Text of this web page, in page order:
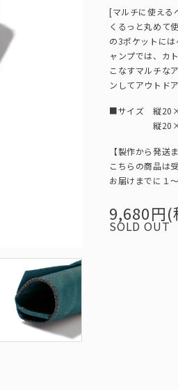
[マルチに使える
くるっと丸めて
の3ポケットに
ャンプでは、カ
こなすマルチな
ンしてアウトド
■サイズ 縦20×
縦20×横
【製作から発送ま
こちらの商品は
お届けまでに１
9,680円(
SOLD OUT